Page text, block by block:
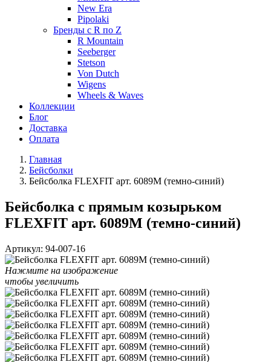
New Era
Pipolaki
Бренды с R по Z
R Mountain
Seeberger
Stetson
Von Dutch
Wigens
Wheels & Waves
Коллекции
Блог
Доставка
Оплата
Главная
Бейсболки
Бейсболка FLEXFIT арт. 6089M (темно-синий)
Бейсболка с прямым козырьком
FLEXFIT арт. 6089M (темно-синий)
Артикул: 94-007-16
Нажмите на изображение
чтобы увеличить